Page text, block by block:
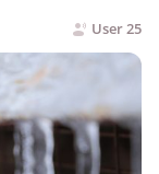
User 25